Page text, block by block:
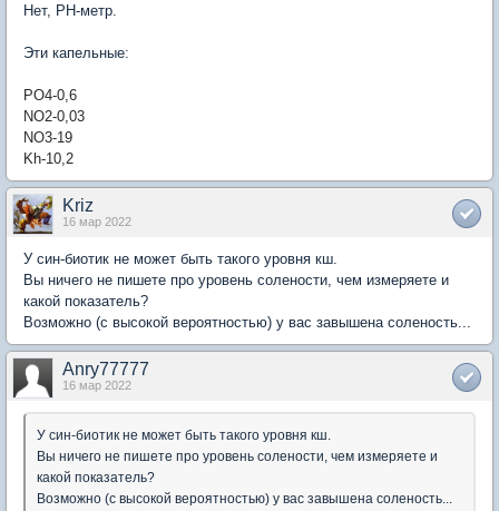
Нет, PH-метр.
Эти капельные:
PO4-0,6
NO2-0,03
NO3-19
Kh-10,2
Kriz
16 мар 2022
У син-биотик не может быть такого уровня кш.
Вы ничего не пишете про уровень солености, чем измеряете и
какой показатель?
Возможно (с высокой вероятностью) у вас завышена соленость...
Anry77777
16 мар 2022
У син-биотик не может быть такого уровня кш.
Вы ничего не пишете про уровень солености, чем измеряете и
какой показатель?
Возможно (с высокой вероятностью) у вас завышена соленость...